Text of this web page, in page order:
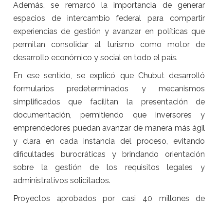
Además, se remarcó la importancia de generar
espacios de intercambio federal para compartir
experiencias de gestión y avanzar en políticas que
permitan consolidar al turismo como motor de
desarrollo económico y social en todo el país.
En ese sentido, se explicó que Chubut desarrolló
formularios predeterminados y mecanismos
simplificados que facilitan la presentación de
documentación, permitiendo que inversores y
emprendedores puedan avanzar de manera más ágil
y clara en cada instancia del proceso, evitando
dificultades burocráticas y brindando orientación
sobre la gestión de los requisitos legales y
administrativos solicitados.
Proyectos aprobados por casi 40 millones de